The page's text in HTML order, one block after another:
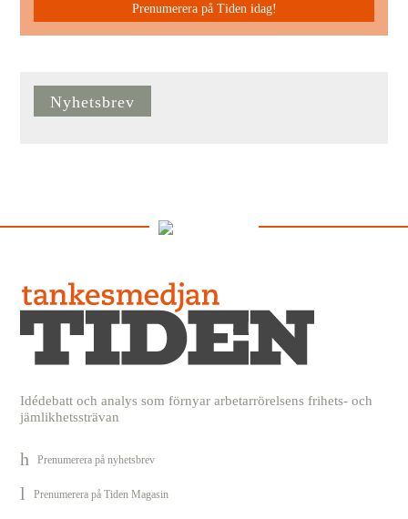
Prenumerera på Tiden idag!
Nyhetsbrev
Idédebatt och analys som förnyar arbetarrörelsens frihets- och
jämlikhetssträvan
Prenumerera på nyhetsbrev
Prenumerera på Tiden Magasin